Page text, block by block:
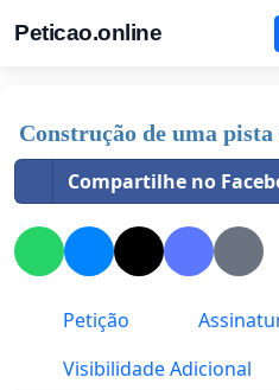
Peticao.online
Construção de uma
Compartilhe no
Petição
Visibilidade Adicional